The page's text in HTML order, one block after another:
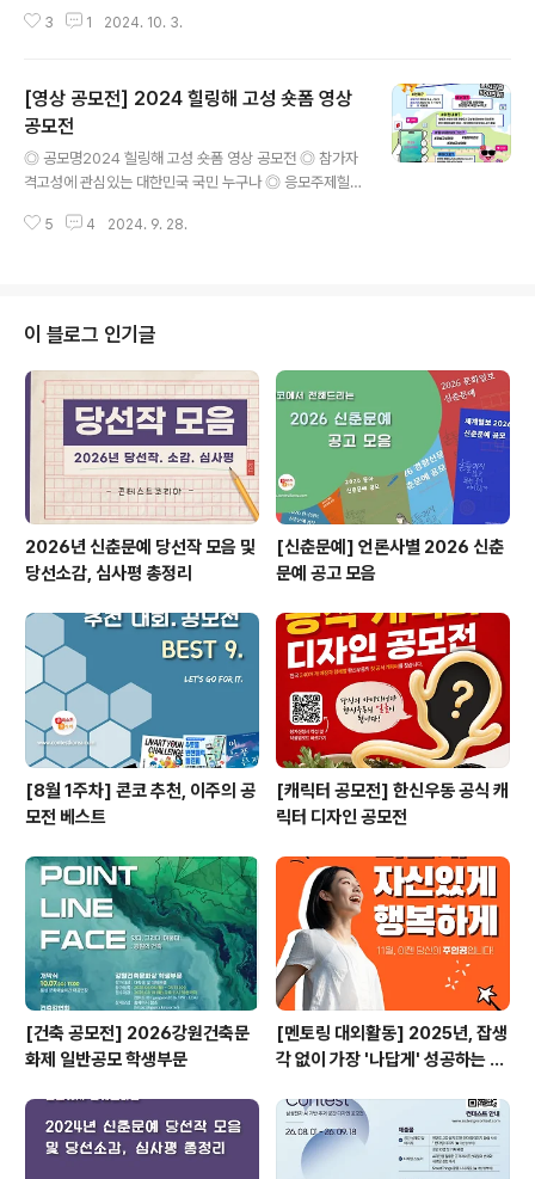
년- 2006년 출생자부터 2011년 이전 출생자- 개인, 단체
3. (일) ◎ 접수방법1) 이메일로 신청서, 영상 제출 (korea
together@naver.com)(2) 파일명 : KYFF_영상제목_
참가자명(3) 용량이 클 경우 본인 구글 드라이브 링크 제
출 ◎ 시상 부문 및 내용대상 - 상금 300만원 (1작품)2등
최우수상 - 상금 150만원 (1작품)3등우수상 - 상금 100
만원 (2작품)연출, 각본, 편집 등 ..
3 1 2024. 10. 3.
[영상 공모전] 2024 힐링해 고성 숏폼 영상
공모전
◎ 공모명2024 힐링해 고성 숏폼 영상 공모전 ◎ 참가자
격고성에 관심있는 대한민국 국민 누구나 ◎ 응모주제힐링
정접수기간: 2024. 10. 7.(월) ~ 10. 9.(수)선정발표: 202
참가신청서- 동영상파일(FHD이상 세로형태의 영상(108
0*1920)MP4또는AVI 파일 30~1분 이내)- 2,000회 이
상 재생 증빙 화면저장파일※ 2024. 10. 9.(수) 18:00 도
착분에 한함 ◎ 접수안내[이메일 제출] kuhaha35@kor
ea.kr※ 문의: 고성군청 관광진흥과 ..
5 4 2024. 9. 28.
이 블로그 인기글
2026년 신춘문예 당선작 모음 및
당선소감, 심사평 총정리
[신춘문예] 언론사별 2026 신춘
문예 공고 모음
[8월 1주차] 콘코 추천, 이주의 공
모전 베스트
[캐릭터 공모전] 한신우동 공식 캐
릭터 디자인 공모전
[건축 공모전] 2026강원건축문
화제 일반공모 학생부문
[멘토링 대외활동] 2025년, 잡생
각 없이 가장 '나답게' 성공하는 법